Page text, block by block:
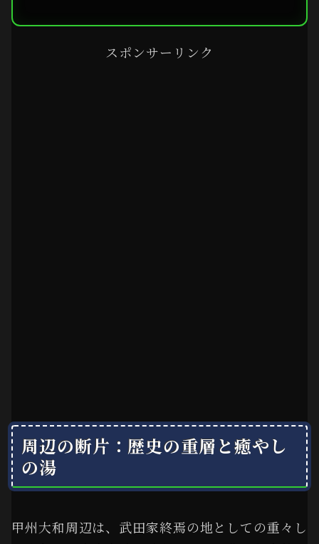
スポンサーリンク
周辺の断片：歴史の重層と癒やし
の湯
甲州大和周辺は、武田家終焉の地としての重々し